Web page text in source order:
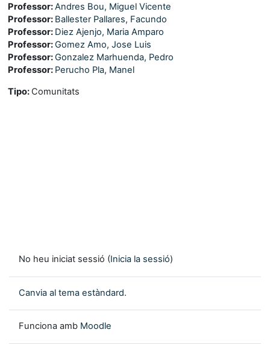
Professor:Andres Bou, Miguel Vicente
Professor: Ballester Pallares, Facundo
Professor: Diez Ajenjo, Maria Amparo
Professor:Gomez Amo, Jose Luis
Professor:Gonzalez Marhuenda, Pedro
Professor: Perucho Pla, Manel
Tipo: Comunitats
No heu iniciat sessió (Inicia la sessió)
Canvia al tema estàndard.
Funciona amb Moodle